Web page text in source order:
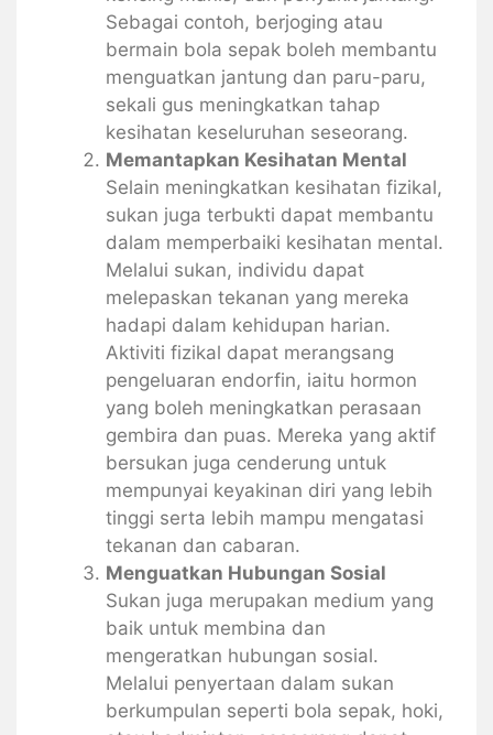
Sebagai contoh, berjoging atau
bermain bola sepak boleh membantu
menguatkan jantung dan paru-paru,
sekali gus meningkatkan tahap
kesihatan keseluruhan seseorang.
Memantapkan Kesihatan Mental
Selain meningkatkan kesihatan fizikal,
sukan juga terbukti dapat membantu
dalam memperbaiki kesihatan mental.
Melalui sukan, individu dapat
melepaskan tekanan yang mereka
hadapi dalam kehidupan harian.
Aktiviti fizikal dapat merangsang
pengeluaran endorfin, iaitu hormon
yang boleh meningkatkan perasaan
gembira dan puas. Mereka yang aktif
bersukan juga cenderung untuk
mempunyai keyakinan diri yang lebih
tinggi serta lebih mampu mengatasi
tekanan dan cabaran.
Menguatkan Hubungan Sosial
Sukan juga merupakan medium yang
baik untuk membina dan
mengeratkan hubungan sosial.
Melalui penyertaan dalam sukan
berkumpulan seperti bola sepak, hoki,